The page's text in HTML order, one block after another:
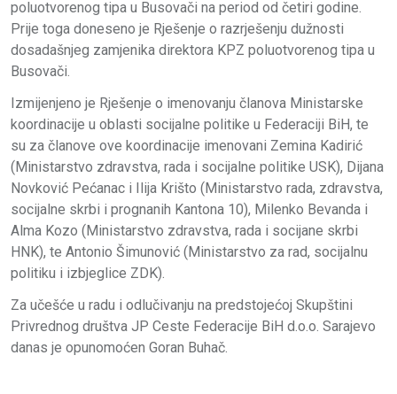
poluotvorenog tipa u Busovači na period od četiri godine.
Prije toga doneseno je Rješenje o razrješenju dužnosti
dosadašnjeg zamjenika direktora KPZ poluotvorenog tipa u
Busovači.
Izmijenjeno je Rješenje o imenovanju članova Ministarske
koordinacije u oblasti socijalne politike u Federaciji BiH, te
su za članove ove koordinacije imenovani Zemina Kadirić
(Ministarstvo zdravstva, rada i socijalne politike USK), Dijana
Novković Pećanac i Ilija Krišto (Ministarstvo rada, zdravstva,
socijalne skrbi i prognanih Kantona 10), Milenko Bevanda i
Alma Kozo (Ministarstvo zdravstva, rada i socijane skrbi
HNK), te Antonio Šimunović (Ministarstvo za rad, socijalnu
politiku i izbjeglice ZDK).
Za učešće u radu i odlučivanju na predstojećoj Skupštini
Privrednog društva JP Ceste Federacije BiH d.o.o. Sarajevo
danas je opunomoćen Goran Buhač.